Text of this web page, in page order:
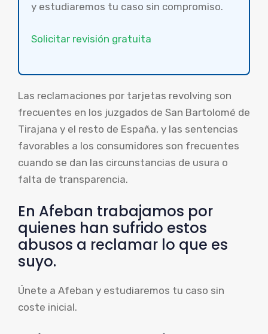
y estudiaremos tu caso sin compromiso.
Solicitar revisión gratuita
Las reclamaciones por tarjetas revolving son
frecuentes en los juzgados de San Bartolomé de
Tirajana y el resto de España, y las sentencias
favorables a los consumidores son frecuentes
cuando se dan las circunstancias de usura o
falta de transparencia.
En Afeban trabajamos por
quienes han sufrido estos
abusos a reclamar lo que es
suyo.
Únete a Afeban y estudiaremos tu caso sin
coste inicial.